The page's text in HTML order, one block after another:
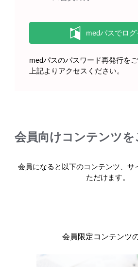
［EMP007］
medパスのパスワード再発行を
上記よりアクセスください。
会員向けコンテンツを
会員になると以下のコンテンツ、サ
ただけます。
会員限定コンテンツ